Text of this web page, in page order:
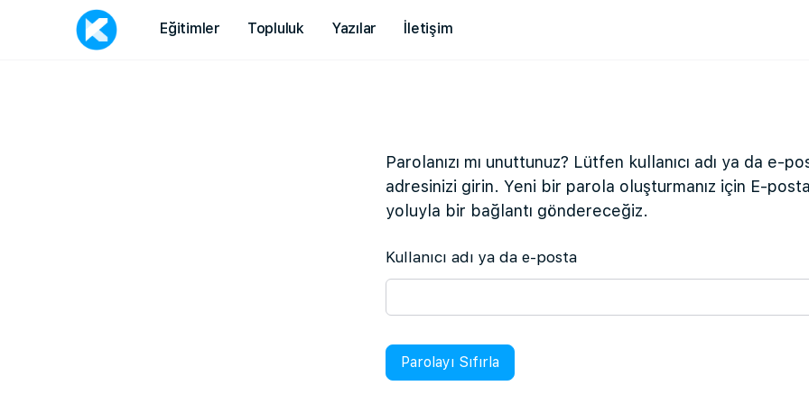
Eğitimler Topluluk Yazılar İletişim
Parolanızı mı unuttunuz? Lütfen kullanıcı adı ya da e-
adresinizi girin. Yeni bir parola oluşturmanız için E-posta
yoluyla bir bağlantı göndereceğiz.
Kullanıcı adı ya da e-posta
Parolayı Sıfırla